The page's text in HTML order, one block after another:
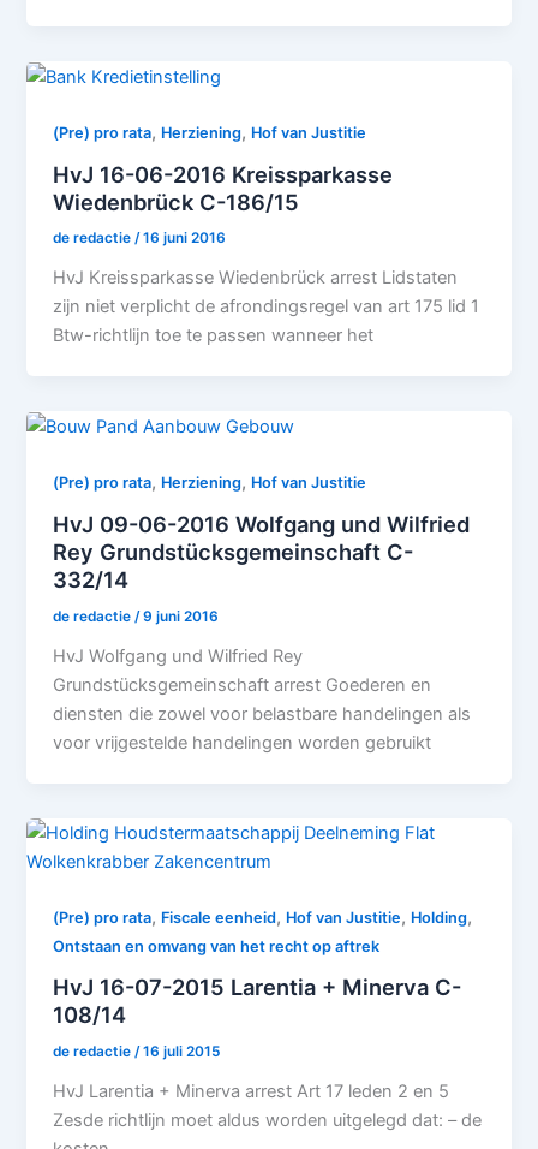
(Pre) pro rata, Herziening, Hof van Justitie
HvJ 16-06-2016 Kreissparkasse
Wiedenbrück C-186/15
de redactie/16 juni 2016
HvJ Kreissparkasse Wiedenbrück arrest Lidstaten
zijn niet verplicht de afrondingsregel van art 175 lid 1
Btw-richtlijn toe te passen wanneer het
(Pre) pro rata, Herziening, Hof van Justitie
HvJ 09-06-2016 Wolfgang und Wilfried
Rey Grundstücksgemeinschaft C-
332/14
de redactie/9 juni 2016
HvJ Wolfgang und Wilfried Rey
Grundstücksgemeinschaft arrest Goederen en
diensten die zowel voor belastbare handelingen als
voor vrijgestelde handelingen worden gebruikt
(Pre) pro rata, Fiscale eenheid, Hof van Justitie, Holding,
Ontstaan en omvang van het recht op aftrek
HvJ 16-07-2015 Larentia + Minerva C-
108/14
de redactie/16 juli 2015
HvJ Larentia + Minerva arrest Art 17 leden 2 en 5
Zesde richtlijn moet aldus worden uitgelegd dat: – de